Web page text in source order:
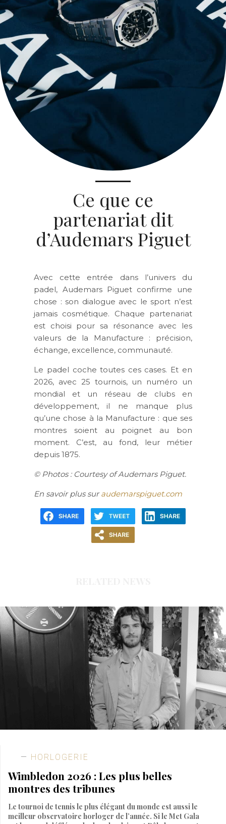
Ce que ce
partenariat dit
d’Audemars Piguet
Avec cette entrée dans l’univers du
padel, Audemars Piguet confirme une
chose : son dialogue avec le sport n’est
jamais cosmétique. Chaque partenariat
est choisi pour sa résonance avec les
valeurs de la Manufacture : précision,
échange, excellence, communauté.
Le padel coche toutes ces cases. Et en
2026, avec 25 tournois, un numéro un
mondial et un réseau de clubs en
développement, il ne manque plus
qu’une chose à la Manufacture : que ses
montres soient au poignet au bon
moment. C’est, au fond, leur métier
depuis 1875.
© Photos : Courtesy of Audemars Piguet.
En savoir plus suraudemarspiguet.com
HORLOGERIE
Wimbledon 2026 : Les plus belles
montres des tribunes
Le tournoi de tennis le plus élégant du monde est aussi le
meilleur observatoire horloger de l’année. Si le Met Gala